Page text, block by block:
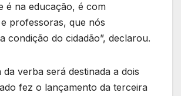
é na educação, é com
professoras, que nós
condição do cidadão”, declarou.
verba será destinada a dois
fez o lançamento da terceira